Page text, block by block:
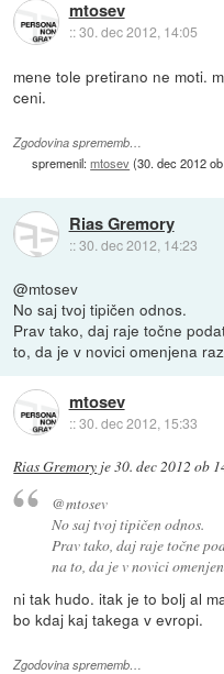
mtosev
::30. dec 2012, 14:05
mene tole pretirano ne moti.
ceni.
Zgodovina sprememb…
spremenil:mtosev(30. dec 2012
Rias Gremory
::30. dec 2012, 14:23
@mtosev
No saj tvoj tipičen odnos.
Prav tako, daj raje točne
to, da je v novici omenjena
mtosev
::30. dec 2012, 15:33
Rias Gremory je30. dec 2012 ob
@mtosev
No saj tvoj tipičen odnos.
Prav tako, daj raje točne
na to, da je v novici
ni tak hudo. itak je to bolj al
bo kdaj kaj takega v evropi.
Zgodovina sprememb…